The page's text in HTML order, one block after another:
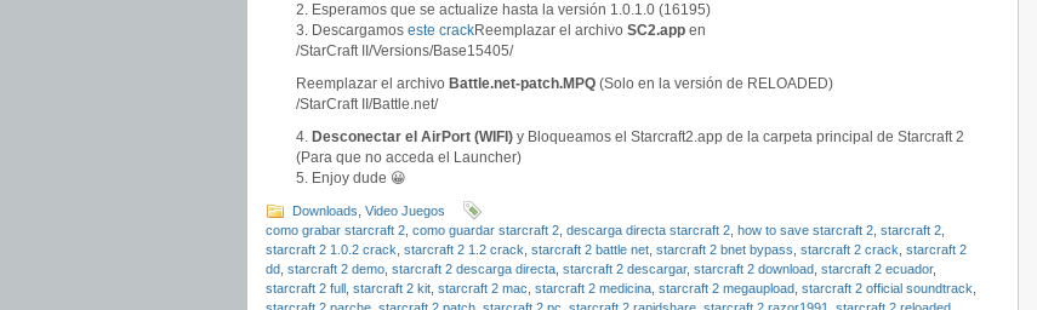
Esperamos que se actualize hasta la versión 1.0.1.0 (16195)
Descargamos este crackReemplazar el archivo SC2.app en
/StarCraft II/Versions/Base15405/
Reemplazar el archivo Battle.net-patch.MPQ (Solo en la versión de RELOADED)
/StarCraft II/Battle.net/
Desconectar el AirPort (WIFI) y Bloqueamos el Starcraft2.app de la carpeta principal de Starcraft 2
(Para que no acceda el Launcher)
Enjoy dude 😀
Downloads Video Juegos
como grabar starcraft 2 como guardar starcraft 2 descarga directa starcraft 2 how to save starcraft 2 starcraft 2
starcraft 2 1.0.2 crack starcraft 2 1.2 crack starcraft 2 battle net starcraft 2 bnet bypass starcraft 2 crack starcraft 2
dd starcraft 2 demo starcraft 2 descarga directa starcraft 2 descargar, starcraft 2 download starcraft 2 ecuador,
starcraft 2 full starcraft 2 kit starcraft 2 mac starcraft 2 medicina starcraft 2 megaupload starcraft 2 official soundtrack